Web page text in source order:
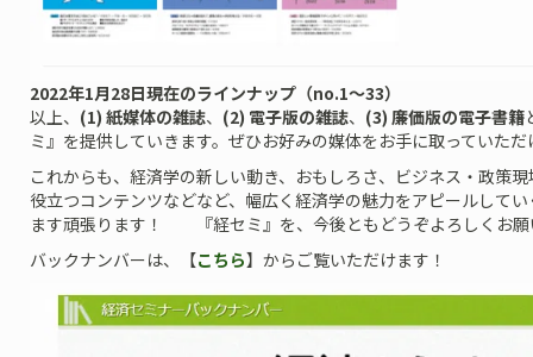
2022年1月28日現在のラインナップ（no.1～33）
以上、 (1) 紙媒体の雑誌、 (2) 電子版の雑誌、 (3) 廉価版の電子書籍
ミ』を提供していきます。ぜひお好みの媒体をお手に取っていた
これからも、経済学の新しい動き、おもしろさ、ビジネス・政策
役立つコンテンツなどなど、幅広く経済学の魅力をアピールして
ます頑張ります！ 『経セミ』を、今後ともどうぞよろしくお願
バックナンバーは、【こちら】からご覧いただけます！